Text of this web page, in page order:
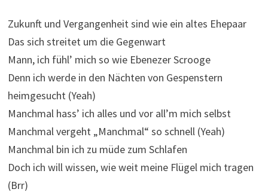
Zukunft und Vergangenheit sind wie ein altes Ehepaar
Das sich streitet um die Gegenwart
Mann, ich fühl’ mich so wie Ebenezer Scrooge
Denn ich werde in den Nächten von Gespenstern
heimgesucht (Yeah)
Manchmal hass’ ich alles und vor all’m mich selbst
Manchmal vergeht „Manchmal“ so schnell (Yeah)
Manchmal bin ich zu müde zum Schlafen
Doch ich will wissen, wie weit meine Flügel mich tragen
(Brr)